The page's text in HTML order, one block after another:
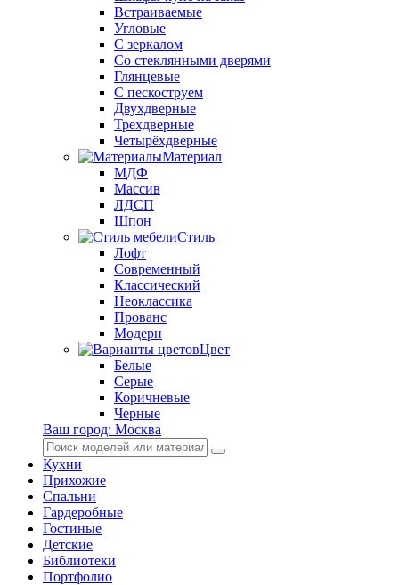
Встраиваемые
Угловые
С зеркалом
Со стеклянными дверями
Глянцевые
С пескоструем
Двухдверные
Трехдверные
Четырёхдверные
Материал
МДФ
Массив
ЛДСП
Шпон
Стиль
Лофт
Современный
Классический
Неоклассика
Прованс
Модерн
Цвет
Белые
Серые
Коричневые
Черные
Ваш город: Москва
Кухни
Прихожие
Спальни
Гардеробные
Гостиные
Детские
Библиотеки
Портфолио